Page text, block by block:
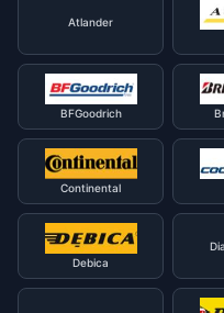
Atlander
BFGoodrich
Continental
Debica